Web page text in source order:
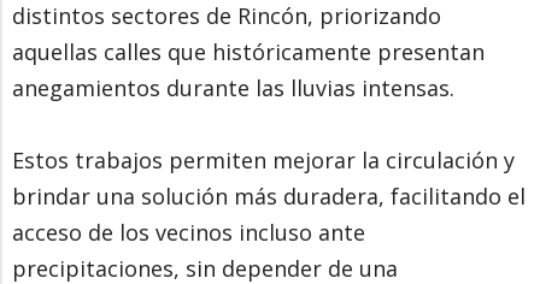
distintos sectores de Rincón, priorizando
aquellas calles que históricamente presentan
anegamientos durante las lluvias intensas.
Estos trabajos permiten mejorar la circulación y
brindar una solución más duradera, facilitando el
acceso de los vecinos incluso ante
precipitaciones, sin depender de una